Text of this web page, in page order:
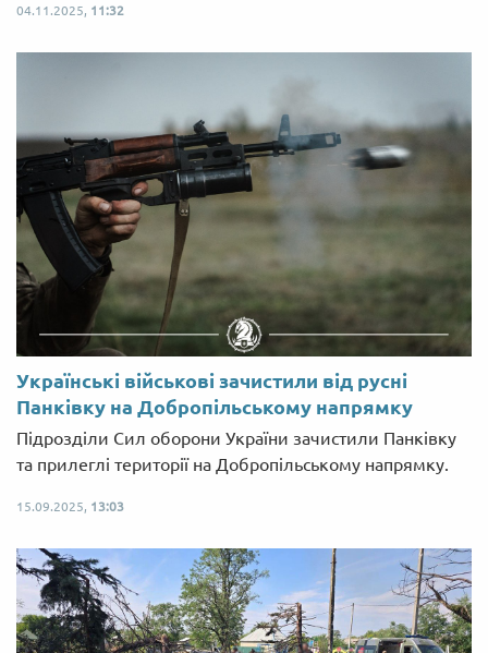
04.11.2025, 11:32
Українські військові зачистили від русні
Панківку на Добропільському напрямку
Підрозділи Сил оборони України зачистили Панківку
та прилеглі території на Добропільському напрямку.
15.09.2025, 13:03